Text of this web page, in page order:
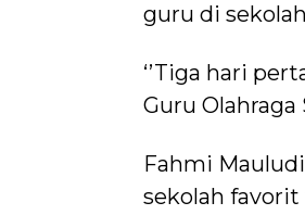
guru di
‘’Tiga hari
Guru
Fahmi
sekolah favorit